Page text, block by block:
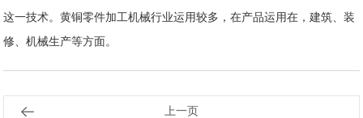
这一技术。黄铜零件加工机械行业运用较多，在产品运用在，建筑、装
修、机械生产等方面。
上一页